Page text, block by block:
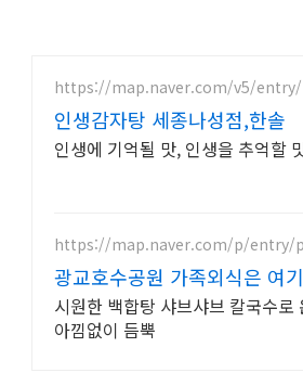
https://map.naver.com/v5/entry/
인생감자탕 세종나성점,한솔
인생에 기억될 맛, 인생을 추억할
https://map.naver.com/p/entry/
광교호수공원 가족외식은 여기
시원한 백합탕 샤브샤브 칼국수
아낌없이 듬뿍